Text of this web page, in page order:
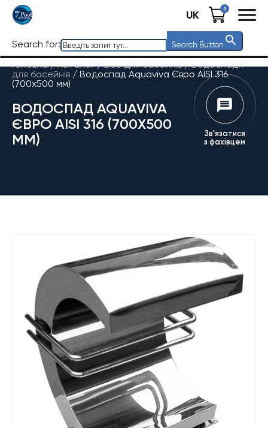
UK 0
Search for: Search Button
Головна / Каталог/Все для басейнів/Водоспади
для басейнів / Водоспад Aquaviva Євро AISI 316
(700х500 мм)
ВОДОСПАД AQUAVIVA
ЄВРО AISI 316 (700Х500
ММ)
Зв'язатися
з фахівцем